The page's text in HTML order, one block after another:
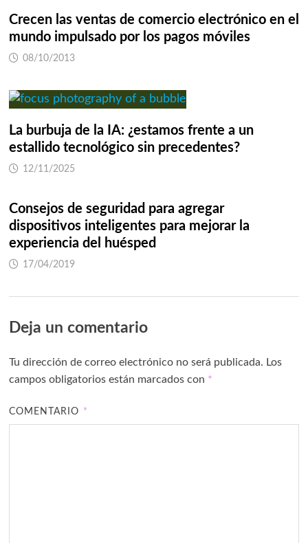
Crecen las ventas de comercio electrónico en el
mundo impulsado por los pagos móviles
08/10/2013
La burbuja de la IA: ¿estamos frente a un
estallido tecnológico sin precedentes?
12/11/2025
Consejos de seguridad para agregar
dispositivos inteligentes para mejorar la
experiencia del huésped
17/04/2019
Deja un comentario
Tu dirección de correo electrónico no será publicada. Los
campos obligatorios están marcados con *
COMENTARIO *